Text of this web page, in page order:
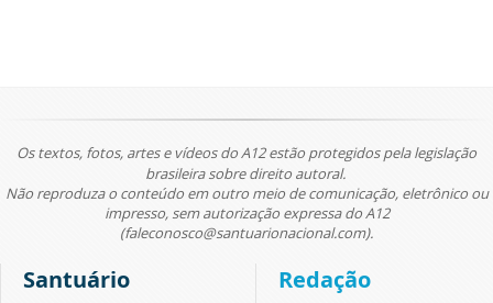
Os textos, fotos, artes e vídeos do A12 estão protegidos pela legislação
brasileira sobre direito autoral.
Não reproduza o conteúdo em outro meio de comunicação, eletrônico ou
impresso, sem autorização expressa do A12
(faleconosco@santuarionacional.com).
Santuário Redação